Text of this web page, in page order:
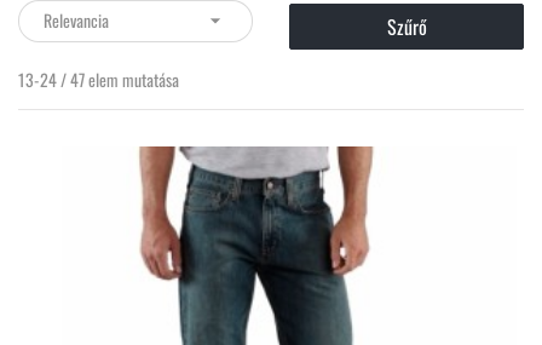
Relevancia  Szűrő
13-24 / 47 elem mutatása